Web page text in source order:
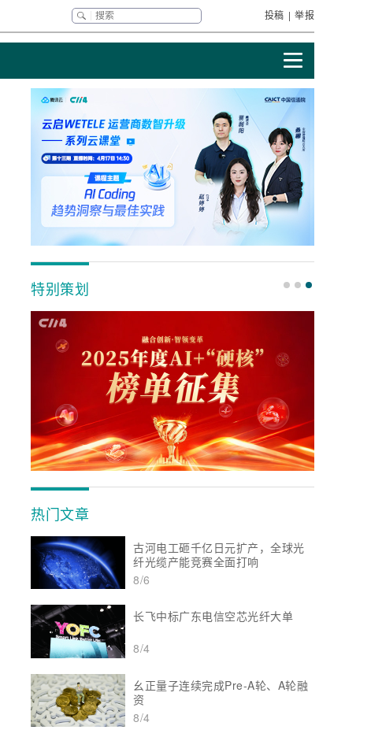
投稿 | 举报
特别策划
热门文章
古河电工砸千亿日元扩产，全球光
纤光缆产能竞赛全面打响
8/6
长飞中标广东电信空芯光纤大单
8/4
幺正量子连续完成Pre-A轮、A轮融
资
8/4